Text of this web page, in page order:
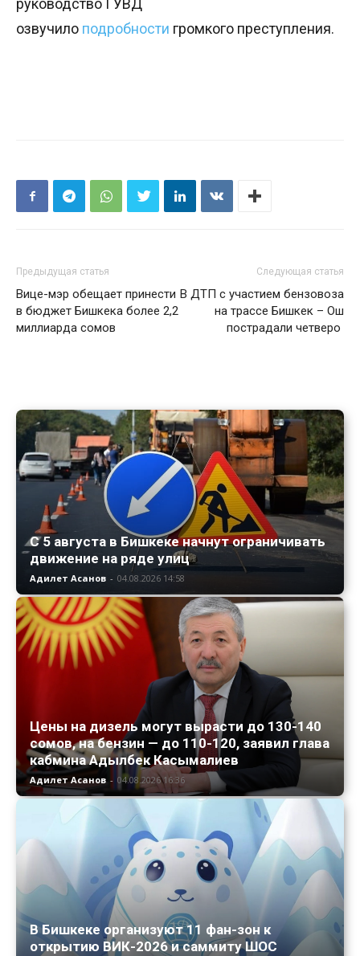
руководство ГУВД
озвучило подробности громкого преступления.
Предыдущая статья
Вице-мэр обещает принести
в бюджет Бишкека более 2,2
миллиарда сомов
Следующая статья
В ДТП с участием бензовоза
на трассе Бишкек – Ош
пострадали четверо
С 5 августа в Бишкеке начнут ограничивать
движение на ряде улиц
Адилет Асанов - 04.08.2026 14:58
Цены на дизель могут вырасти до 130-140
сомов, на бензин — до 110-120, заявил глава
кабмина Адылбек Касымалиев
Адилет Асанов - 04.08.2026 16:36
В Бишкеке организуют 11 фан-зон к
открытию ВИК-2026 и саммиту ШОС